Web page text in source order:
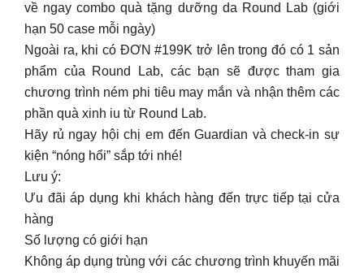
về ngay combo quà tặng dưỡng da Round Lab (giới
hạn 50 case mỗi ngày)
Ngoài ra, khi có ĐƠN #199K trở lên trong đó có 1 sản
phẩm của Round Lab, các bạn sẽ được tham gia
chương trình ném phi tiêu may mắn và nhận thêm các
phần quà xinh iu từ Round Lab.
Hãy rủ ngay hội chị em đến Guardian và check-in sự
kiện “nóng hổi” sắp tới nhé!
Lưu ý:
Ưu đãi áp dụng khi khách hàng đến trực tiếp tại cửa
hàng
Số lượng có giới hạn
Không áp dụng trùng với các chương trình khuyến mãi